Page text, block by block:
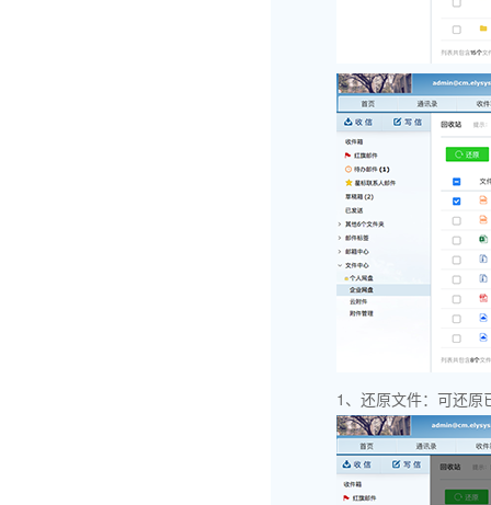
1、还原文件：可还原